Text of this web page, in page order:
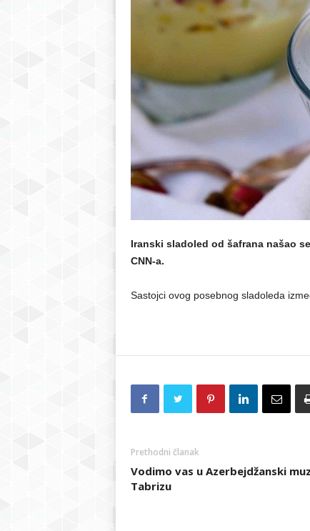
r
a
j
e
v
Iranski sladoled od šafrana našao
CNN-a.
Sastojci ovog posebnog sladoleda
Prethodni članak
Vodimo vas u Azerbejdžanski
Tabrizu